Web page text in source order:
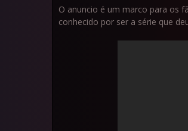
O anuncio é um marco para os
conhecido por ser a série que